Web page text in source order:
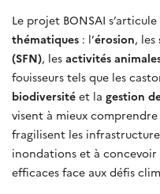
Le projet BONSAI
thématiques : l’érosion, les
(SFN), les activités
fouisseurs tels que les
biodiversité et la gestion
visent à mieux
fragilisent les
inondations et à concevoir
efficaces face aux défis